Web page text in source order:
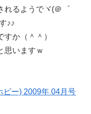
れるようでヾ(＠゜
♪♪
か（＾＾）
思いますｗ
ビー) 2009年 04月号